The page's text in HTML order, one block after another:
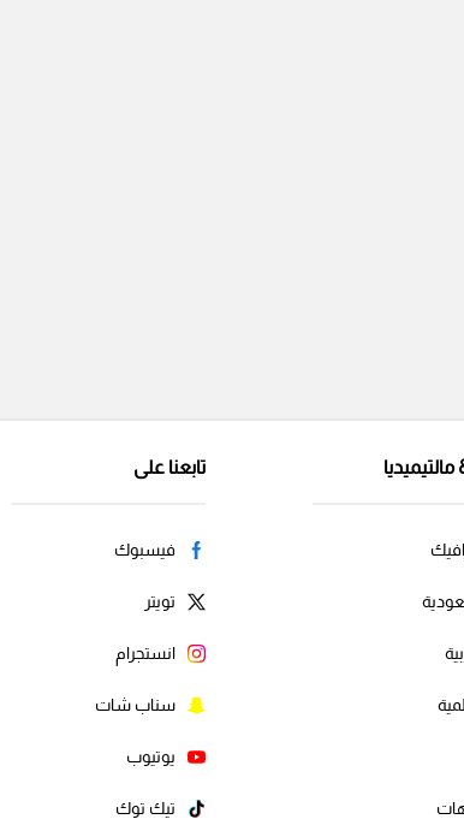
مالتيميديا تابعنا على
فيسبوك
تويتر
انستجرام
سناب شات
يوتيوب
تيك توك